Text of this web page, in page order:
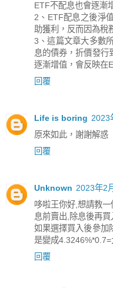
ETF不配息也會逐漸
2、ETF配息之後淨
助獲利，反而因為稅
3、這篇文章大多數
息的債券，折價發行
逐漸增值，會反映在
回覆
Life is boring 2023
原來如此，謝謝解惑
回覆
Unknown 2023年2
哆啦王你好,想請教
息前賣出,除息後再
如果選擇買入後參加
是變成
回覆